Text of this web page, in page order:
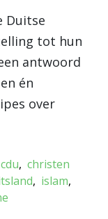
Duitse
tot hun
antwoord
én
over
cdu christen
islam